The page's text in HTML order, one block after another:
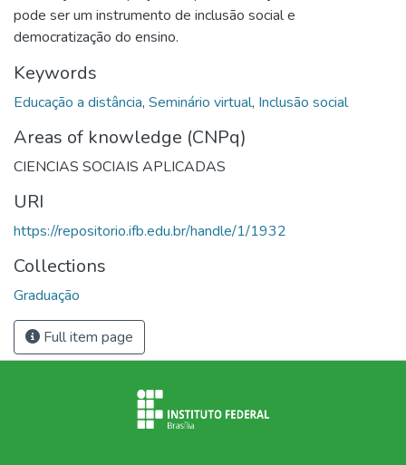
pode ser um instrumento de inclusão social e
democratização do ensino.
Keywords
Educação a distância, Seminário virtual, Inclusão social
Areas of knowledge (CNPq)
CIENCIAS SOCIAIS APLICADAS
URI
https://repositorio.ifb.edu.br/handle/1/1932
Collections
Graduação
Full item page